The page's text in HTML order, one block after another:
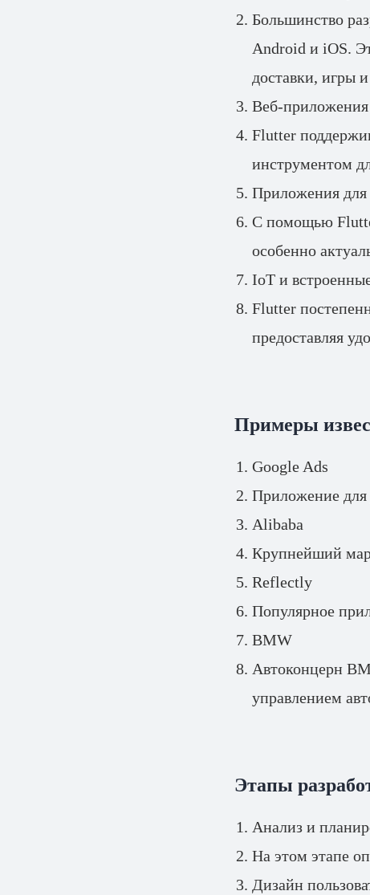
Большинство
Android и iOS.
доставки, игры
Веб-приложения
Flutter
инструментом
Приложения для
С помощью
особенно
IoT и
Flutter
предоставляя
Примеры
Google Ads
Приложение
Alibaba
Крупнейший
Reflectly
Популярное
BMW
Автоконцерн
управлением
Этапы
Анализ и
На этом этапе
Дизайн